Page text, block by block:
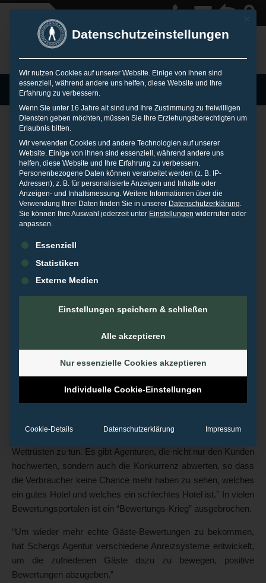
MENU
Manipulierte
Bewertungen
17. FEBRUAR 2011 IN PRESSEARCHIV
ZDF.Reporterberichtet darüber, dass Hoteliers immer häufiger
und Betreibern von Hotelportalen. Christian Scherg,
als Online-Experte von Agenturen, die sich gezielt auf das
Auch die REVOLVERMÄNNER bekommen immer wieder
Die Folgen der gefälschten Bewertungen sind für die
Wettrüsten zu tun. Es gibt Agenturen, die nicht nur den Kunden
hochwerten, sondern auch die Konkurrenz abwerten, so dass
die Verbraucher keine Chance mehr haben zu sehen, welches
ein gutes Hotel und welches ein schlechtes Hotel ist.” In vielen
Bewertungsportalen ist ein “Bewertungs-Krieg” ausgebrochen.
“Um wieder mehr echte Gäste-Bewertungen zu bekommen,
hat Schergs Agentur verschiedene Anreizsysteme entwickelt,
um die zufriedenen Gäste dazu zu bewegen, positive
Bewertungen abzugeben.”
Mit
Datenschutzeinstellungen
Wir nutzen Cookies auf unserer Website. Einige von ihnen sind
essenziell, während andere uns helfen, diese Website und Ihre
Erfahrung zu verbessern.
Wenn Sie unter 16 Jahre alt sind und Ihre Zustimmung zu freiwilligen
Diensten geben möchten, müssen Sie Ihre Erziehungsberechtigten um
Erlaubnis bitten.
Wir verwenden Cookies und andere Technologien auf unserer
Website. Einige von ihnen sind essenziell, während andere uns
helfen, diese Website und Ihre Erfahrung zu verbessern.
Personenbezogene Daten können verarbeitet werden (z. B. IP-
Adressen), z. B. für personalisierte Anzeigen und Inhalte oder
Anzeigen- und Inhaltsmessung. Weitere Informationen über die
Verwendung Ihrer Daten finden Sie in unserer Datenschutzerklärung.
Sie können Ihre Auswahl jederzeit unter Einstellungen widerrufen oder
anpassen.
Es folgt eine Liste der Service-Gruppen, für die eine
Essenziell
Statistiken
Externe Medien
Einstellungen speichern & schließen
Alle akzeptieren
Nur essenzielle Cookies akzeptieren
Individuelle Cookie-Einstellungen
Cookie-Details Datenschutzerklärung Impressum